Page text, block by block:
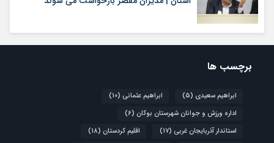
برچسب ها
ابراهیم سعیدی (5) ابراهیم عثمانی (10)
اداره ورزش و جوانان شهرستان بوکان (6)
استاندار آذربایجان غربی (17) اقلیم کردستان (18)